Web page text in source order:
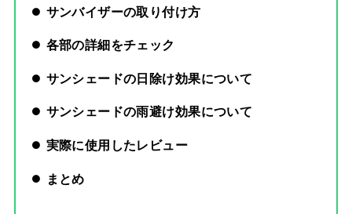
サンバイザーの取り付け方
各部の詳細をチェック
サンシェードの日除け効果について
サンシェードの雨避け効果について
実際に使用したレビュー
まとめ